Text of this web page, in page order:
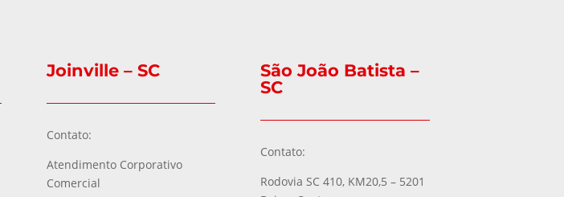
Joinville – SC
Contato:
Atendimento Corporativo
Comercial
São João Batista –
SC
Contato:
Rodovia SC 410, KM20,5 – 5201